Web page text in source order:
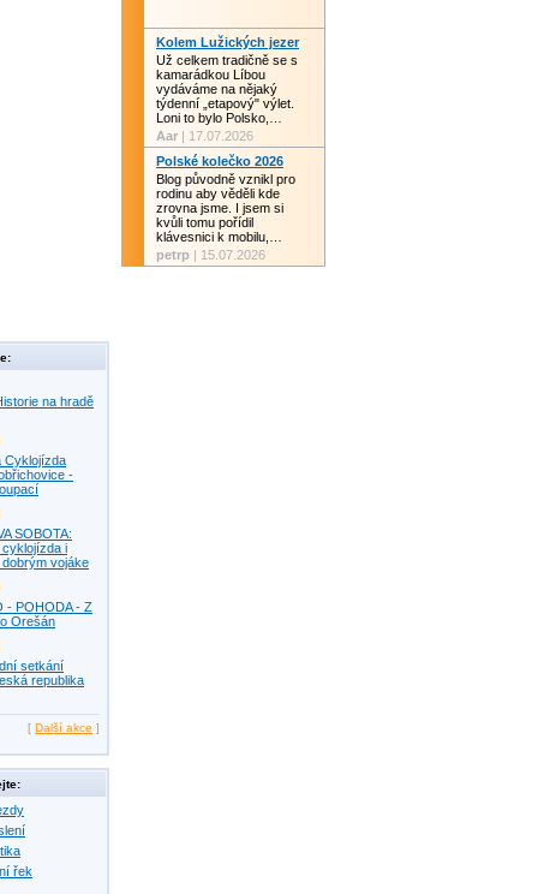
na hradě
Cyklojízda
-
SOBOTA:
i
vojáke
- POHODA - Z
Orešán
setkání
republika
[ Další akce ]
řek
Kolem Lužických jezer
Už celkem tradičně se s
kamarádkou Líbou
vydáváme na nějaký
týdenní „etapový" výlet.
Loni to bylo Polsko,…
Aar | 17.07.2026
Polské kolečko 2026
Blog původně vznikl pro
rodinu aby věděli kde
zrovna jsme. I jsem si
kvůli tomu pořídil
klávesnici k mobilu,…
petrp | 15.07.2026